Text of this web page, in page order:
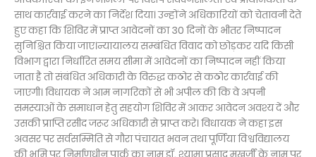
साथ कार्रवाई करने का निर्देश दिया। उन्होंने अधिकारियों को चेतावनी देते
हुए कहा कि शिविर में प्राप्त आवेदनों का 30 दिनों के भीतर निष्पादन
सुनिश्चित किया जाए।न्यायालय सम्बंधित विवाद को छोड़कर यदि किसी
विभाग द्वारा निर्धारित समय सीमा में आवेदनों का निष्पादन नहीं किया
जाता है तो संबंधित अधिकारी के विरुद्ध कठोर से कठोर कार्रवाई की
जाएगी। विधायक ने आम नागरिकों से भी अपील की कि वे अपनी
समस्याओं के समाधान हेतु सहयोग शिविर में आकर आवेदन अवश्य दें और
उसकी प्राप्ति रसीद जरूर अधिकारी से प्राप्त करे। विधायक ने कहा इस
अवसर पर सर्वसम्मिति से गौरा पंचायत भवन तथा पूर्णिया विश्वविद्यालय